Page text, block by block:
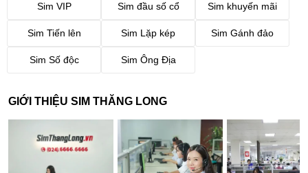
Sim VIP Sim đầu số cổ Sim khuyến mãi
Sim Tiến lên Sim Lặp kép Sim Gánh đảo
Sim Số độc Sim Ông Địa
GIỚI THIỆU SIM THĂNG LONG